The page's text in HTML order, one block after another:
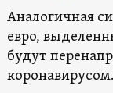
Аналогичная
евро,
будут
коронавирусом.